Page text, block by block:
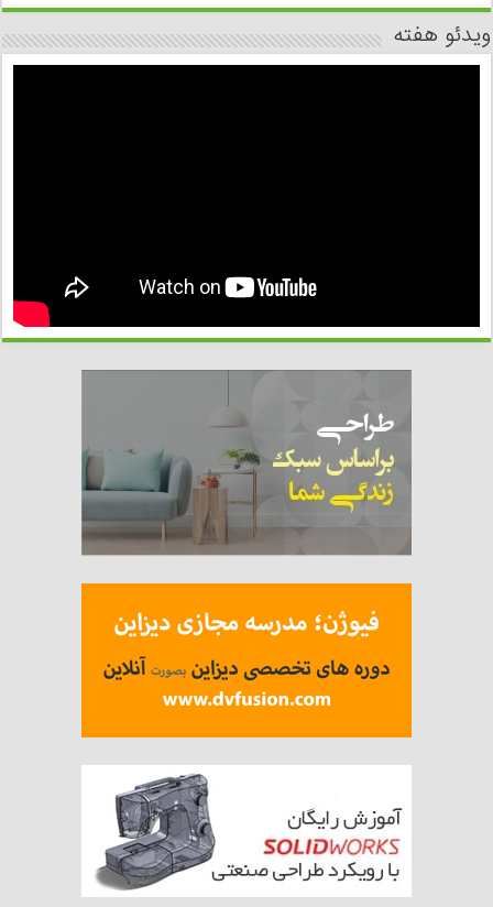
ویدئو هفته